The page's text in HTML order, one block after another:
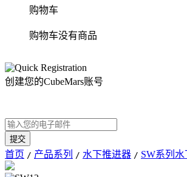
购物车
购物车没有商品
创建您的CubeMars账号
首页 / 产品系列 / 水下推进器 / SW系列